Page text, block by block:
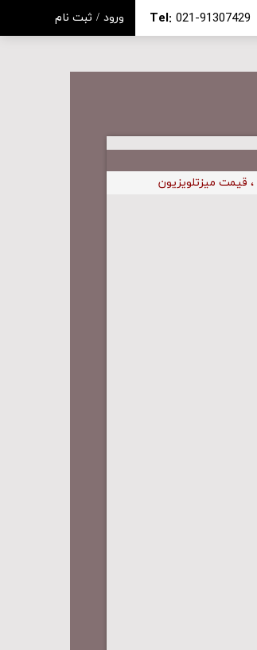
Tel: 021-91307429 ورود / ثبت نام
تغییر گذر واژه
، قیمت میزتلویزیون